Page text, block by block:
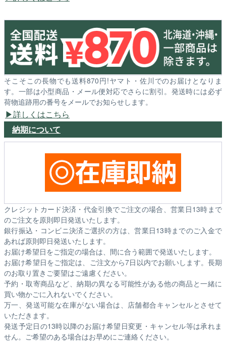
そこそこの長物でも送料870円!ヤマト・佐川でのお届けとなりま
す。一部は小型商品・メール便対応でさらに割引。発送時には必ず
荷物追跡用の番号をメールでお知らせします。
詳しくはこちら
納期について
クレジットカード決済・代金引換でご注文の場合、営業日13時まで
のご注文を原則即日発送いたします。
銀行振込・コンビニ決済ご選択の方は、営業日13時までのご入金で
あれば原則即日発送いたします。
お届け希望日をご指定の場合は、間に合う範囲で発送いたします。
お届け希望日をご指定は、ご注文から7日以内でお願いします。長期
のお取り置きご要望はご遠慮ください。
予約・取寄商品など、納期の異なる可能性がある他の商品と一緒に
買い物かごに入れないでください。
万一、発送可能な在庫がない場合は、店舗都合キャンセルとさせて
いただきます。
発送予定日の13時以降のお届け希望日変更・キャンセル等は承れま
せん。ご希望のある場合はお早めにご連絡ください。